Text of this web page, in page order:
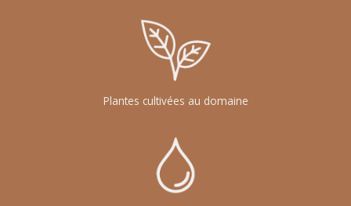
Plantes cultivées au domaine